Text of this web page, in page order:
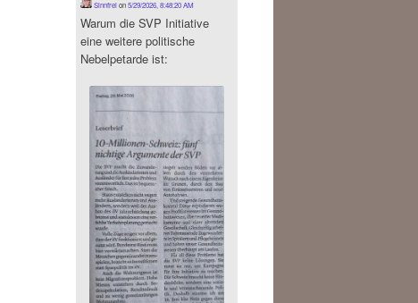
Sinnfreion5/29/2026, 8:48:20 AM
Warum die SVP Initiative
eine weitere politische
Nebelpetarde ist: